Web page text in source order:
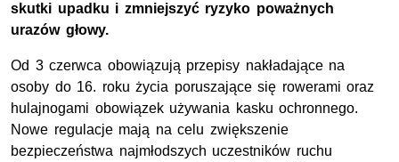
skutki upadku i zmniejszyć ryzyko poważnych
urazów głowy.
Od 3 czerwca obowiązują przepisy nakładające na
osoby do 16. roku życia poruszające się rowerami oraz
hulajnogami obowiązek używania kasku ochronnego.
Nowe regulacje mają na celu zwiększenie
bezpieczeństwa najmłodszych uczestników ruchu